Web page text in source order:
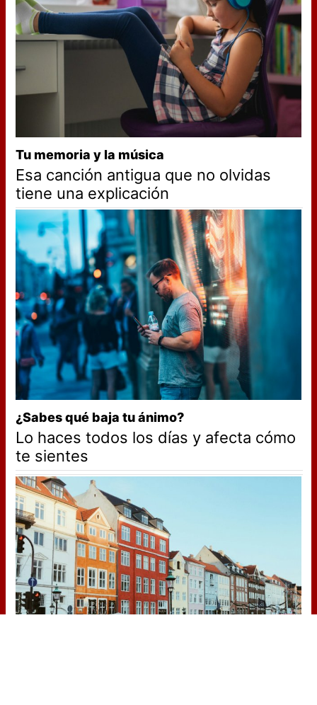
Tu memoria y la música
Esa canción antigua que no olvidas
tiene una explicación
¿Sabes qué baja tu ánimo?
Lo haces todos los días y afecta cómo
te sientes